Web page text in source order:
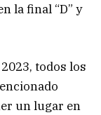
la final “D” y
todos los
un lugar en